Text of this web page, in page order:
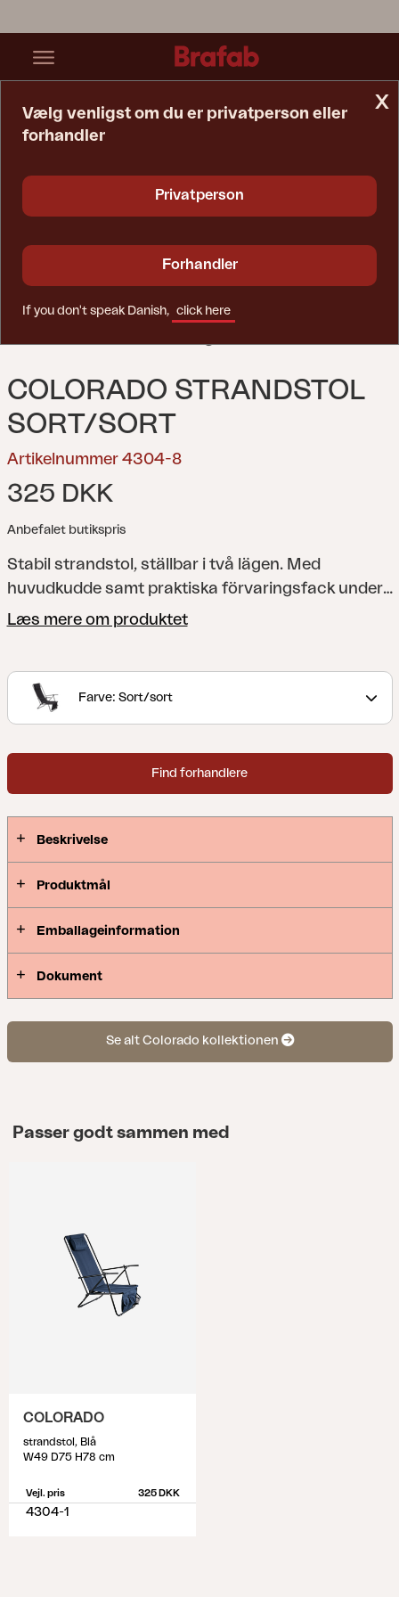
COLORADO STRANDSTOL
SORT/SORT
Artikelnummer 4304-8
325 DKK
Anbefalet butikspris
Stabil strandstol, ställbar i två lägen. Med
huvudkudde samt praktiska förvaringsfack under
sitsen.
Læs mere om produktet
Farve: Sort/sort
Find forhandlere
Beskrivelse
Produktmål
Emballageinformation
Dokument
Se alt Colorado kollektionen
Passer godt sammen med
COLORADO
strandstol, Blå
W49 D75 H78 cm
Vejl. pris 325 DKK
4304-1
x
Vælg venligst om du er privatperson eller
forhandler
Privatperson
Forhandler
If you don't speak Danish, click here